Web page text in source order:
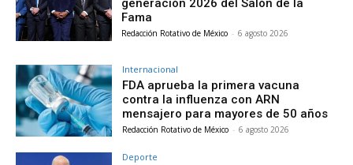
generación 2026 del Salón de la
Fama
Redacción Rotativo de México - 6 agosto 2026
Internacional
FDA aprueba la primera vacuna
contra la influenza con ARN
mensajero para mayores de 50 años
Redacción Rotativo de México - 6 agosto 2026
Deporte